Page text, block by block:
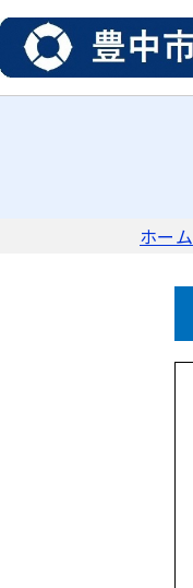
ホーム